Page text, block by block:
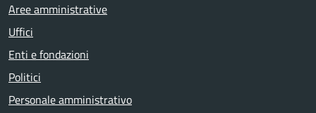
Aree amministrative
Uffici
Enti e fondazioni
Politici
Personale amministrativo